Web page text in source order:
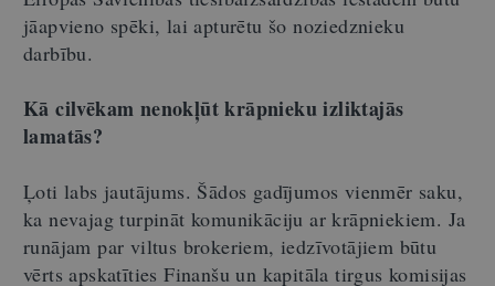
jāapvieno spēki, lai apturētu šo noziedznieku
darbību.
Kā cilvēkam nenokļūt krāpnieku izliktajās
lamatās?
Ļoti labs jautājums. Šādos gadījumos vienmēr saku,
ka nevajag turpināt komunikāciju ar krāpniekiem. Ja
runājam par viltus brokeriem, iedzīvotājiem būtu
vērts apskatīties Finanšu un kapitāla tirgus komisijas